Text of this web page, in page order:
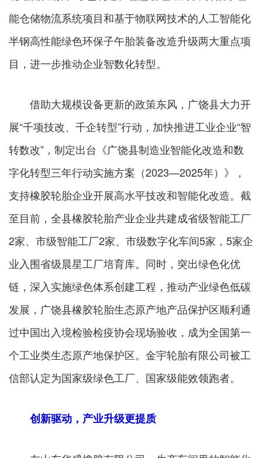
能仓储物流系统项目和基于物联网技术的人工智能化
半钢高性能绿色环保子午胎装备改造升级两大重点项
目，进一步推动企业智数化转型。
借助大规模设备更新的政策东风，广饶县大力开
展“千项技改、千企转型”行动，加快推进工业企业“智
转数改”，制定出台《广饶县制造业智能化改造和数
字化转型三年行动实施方案（2023—2025年）》，
支持橡胶轮胎企业开展高水平技改和智能化改造。截
至目前，全县橡胶轮胎产业企业共建成省级智能工厂
2家、市级智能工厂2家、市级数字化车间5家，5家企
业入围省级晨星工厂培育库。同时，突出绿色化优
链，深入实施绿色体系创建工程，推动产业绿色低碳
发展，广饶县橡胶轮胎生态原产地产品保护区顺利通
过中国出入境检验检疫协会现场验收，成为全国第一
个工业类生态原产地保护区。金宇轮胎有限公司被工
信部认定为国家级绿色工厂、国家级能效领跑者。
创新驱动，产业升级更提质